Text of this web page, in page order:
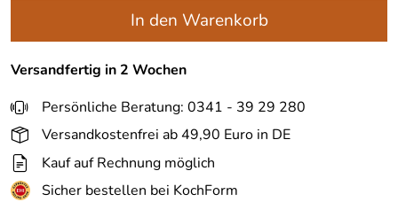
In den Warenkorb
Versandfertig in 2 Wochen
Persönliche Beratung: 0341 - 39 29 280
Versandkostenfrei ab 49,90 Euro in DE
Kauf auf Rechnung möglich
Sicher bestellen bei KochForm